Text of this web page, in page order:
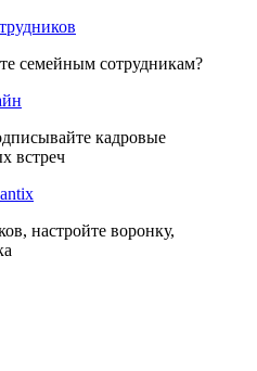
семейным сотрудникам?
кадровые
встреч
настройте воронку,